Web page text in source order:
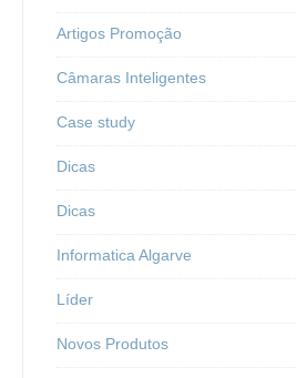
Artigos Promoção
Câmaras Inteligentes
Case study
Dicas
Dicas
Informatica Algarve
Líder
Novos Produtos